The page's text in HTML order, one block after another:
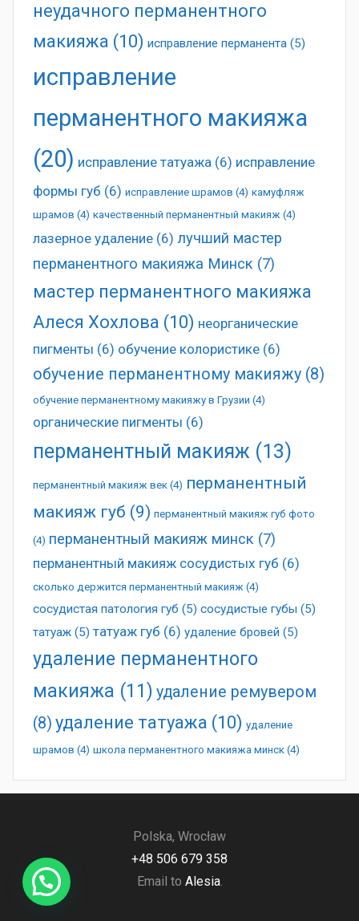
неудачного перманентного
макияжа (10) исправление перманента (5)
исправление
перманентного макияжа
(20) исправление татуажа (6) исправление
формы губ (6) исправление шрамов (4) камуфляж
шрамов (4) качественный перманентный макияж (4)
лазерное удаление (6) лучший мастер
перманентного макияжа Минск (7)
мастер перманентного макияжа
Алеся Хохлова (10) неорганические
пигменты (6) обучение колористике (6)
обучение перманентному макияжу (8)
обучение перманентному макияжу в Грузии (4)
органические пигменты (6)
перманентный макияж (13)
перманентный макияж век (4) перманентный
макияж губ (9) перманентный макияж губ фото
(4) перманентный макияж минск (7)
перманентный макияж сосудистых губ (6)
сколько держится перманентный макияж (4)
сосудистая патология губ (5) сосудистые губы (5)
татуаж (5) татуаж губ (6) удаление бровей (5)
удаление перманентного
макияжа (11) удаление ремувером
(8) удаление татуажа (10) удаление
шрамов (4) школа перманентного макияжа минск (4)
Polska, Wrocław
+48 506 679 358
Email to Alesia.